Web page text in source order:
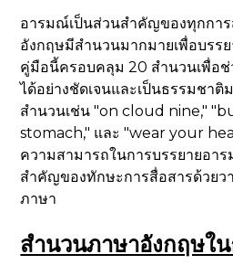
อารมณ์เป็นส่วนสำคัญของทุกกา
อังกฤษมีสำนวนมากมายเพื่อบรร
คู่มือนี้ครอบคลุม 20 สำนวนเพื่อ
ได้อย่างชัดเจนและเป็นธรรมชา
สำนวนเช่น "on cloud nine,"
stomach," และ "wear your
ความสามารถในการบรรยายอา
สำคัญของทักษะการสื่อสารด้วยว
ภาษา
สำนวนภาษาอังกฤษใ